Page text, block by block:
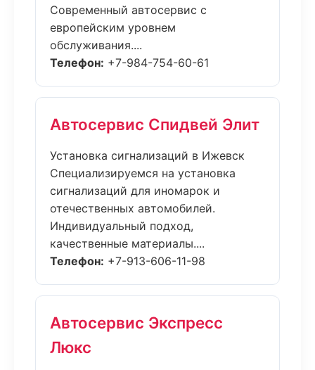
Современный автосервис с
европейским уровнем
обслуживания....
Телефон: +7-984-754-60-61
Автосервис Спидвей Элит
Установка сигнализаций в Ижевск
Специализируемся на установка
сигнализаций для иномарок и
отечественных автомобилей.
Индивидуальный подход,
качественные материалы....
Телефон: +7-913-606-11-98
Автосервис Экспресс
Люкс